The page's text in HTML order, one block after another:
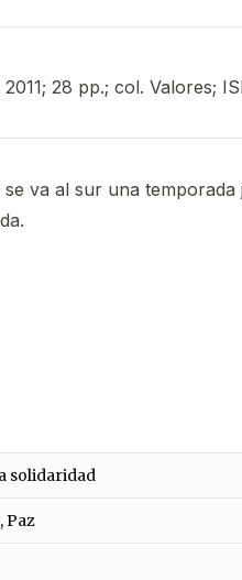
28 pp.; col. Valores;
va al sur una temporada
solidaridad
Paz